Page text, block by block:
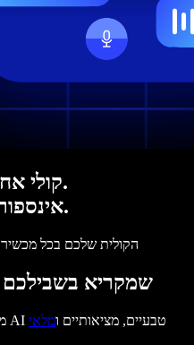
עוזר AI קולי אחד.
אינספור שימושים.
היא שכבת ה-AI הקולית שלכם בכל מכשיר
שמקריא בשבילכם
הפכו קובצי PDF, מסמכים ועוד לקולות AI טבעיים, מציאותיים ומלאי